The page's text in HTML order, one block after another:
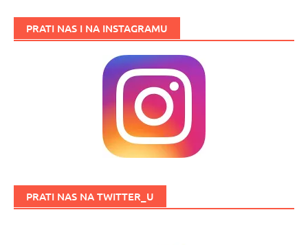
PRATI NAS I NA INSTAGRAMU
PRATI NAS NA TWITTER_U